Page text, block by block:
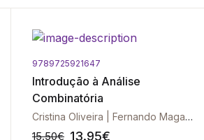
9789725921647
Introdução à Análise
Combinatória
Cristina Oliveira | Fernando Magalhães
15.50€ 13.95€